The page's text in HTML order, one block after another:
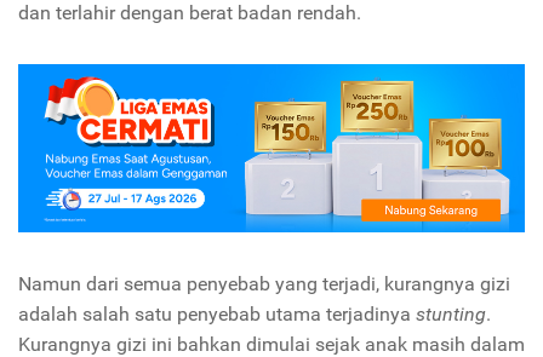
dan terlahir dengan berat badan rendah.
Namun dari semua penyebab yang terjadi, kurangnya gizi
adalah salah satu penyebab utama terjadinya stunting.
Kurangnya gizi ini bahkan dimulai sejak anak masih dalam